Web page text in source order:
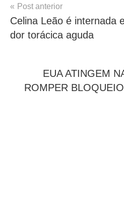
Navegação
de
Post
Post anterior
Celina Leão é internada
dor torácica aguda
EUA ATINGEM
ROMPER